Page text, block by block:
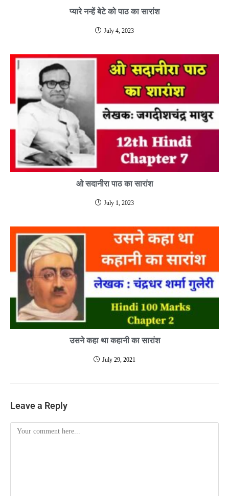
प्यारे नन्हें बेटे को पाठ का सारांश
July 4, 2023
ओ सदानीरा पाठ का सारांश
July 1, 2023
उसने कहा था कहानी का सारांश
July 29, 2021
Leave a Reply